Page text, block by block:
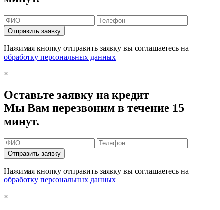
Отправить заявку
Нажимая кнопку отправить заявку вы соглашаетесь на
обработку персональных данных
×
Оставьте заявку на кредит
Мы Вам перезвоним в течение 15
минут.
Отправить заявку
Нажимая кнопку отправить заявку вы соглашаетесь на
обработку персональных данных
×